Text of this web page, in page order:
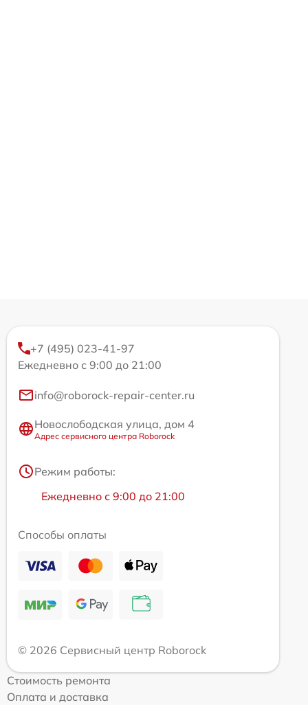
+7 (495) 023-41-97
Ежедневно с 9:00 до 21:00
info@roborock-repair-center.ru
Новослободская улица, дом 4
Адрес сервисного центра Roborock
Режим работы:
Ежедневно с 9:00 до 21:00
Способы оплаты
© 2026 Сервисный центр Roborock
Стоимость ремонта
Оплата и доставка